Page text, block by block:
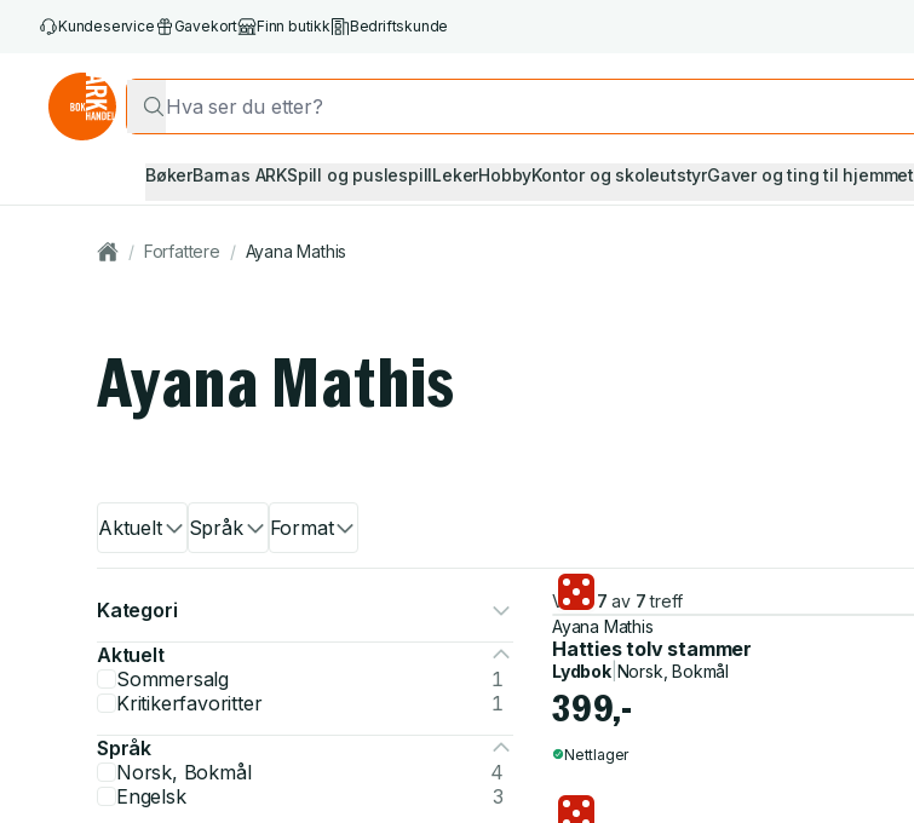
Kundeservice Gavekort Finn butikk Bedriftskunde
BøkerBarnas ARKSpill og puslespillLekerHobbyKontor og skoleutstyrGaver og ting til hjemmet
/ Forfattere / Ayana Mathis
Ayana Mathis
Aktuelt Språk Format
Kategori
Aktuelt
Sommersalg
1
Kritikerfavoritter
1
Språk
Norsk, Bokmål
4
Engelsk
3
Viser 7 av 7 treff
Ayana Mathis
Hatties tolv stammer
Lydbok| Norsk, Bokmål
399,-
Nettlager